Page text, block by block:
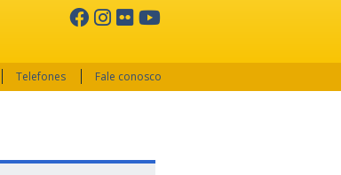
Telefones Fale conosco